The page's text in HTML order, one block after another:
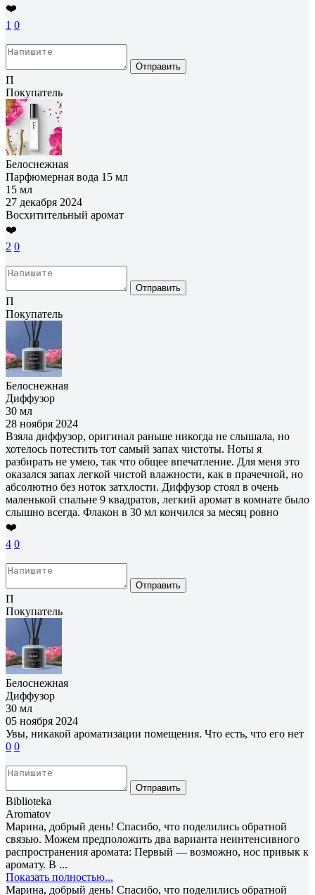
❤️
1 0
Отправить
П
Покупатель
Белоснежная
Парфюмерная вода 15 мл
15 мл
27 декабря 2024
Восхитительный аромат
❤️
2 0
Отправить
П
Покупатель
Белоснежная
Диффузор
30 мл
28 ноября 2024
Взяла диффузор, оригинал раньше никогда не слышала, но
хотелось потестить тот самый запах чистоты. Ноты я
разбирать не умею, так что общее впечатление. Для меня это
оказался запах легкой чистой влажности, как в прачечной, но
абсолютно без ноток затхлости. Диффузор стоял в очень
маленькой спальне 9 квадратов, легкий аромат в комнате было
слышно всегда. Флакон в 30 мл кончился за месяц ровно
❤️
4 0
Отправить
П
Покупатель
Белоснежная
Диффузор
30 мл
05 ноября 2024
Увы, никакой ароматизации помещения. Что есть, что его нет
0 0
Отправить
Biblioteka
Aromatov
Марина, добрый день! Спасибо, что поделились обратной
связью. Можем предположить два варианта неинтенсивного
распространения аромата: Первый — возможно, нос привык к
аромату. В ...
Показать полностью...
Марина, добрый день! Спасибо, что поделились обратной